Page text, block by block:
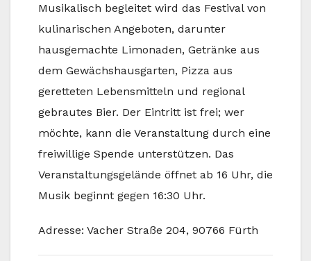
Musikalisch begleitet wird das Festival von
kulinarischen Angeboten, darunter
hausgemachte Limonaden, Getränke aus
dem Gewächshausgarten, Pizza aus
geretteten Lebensmitteln und regional
gebrautes Bier. Der Eintritt ist frei; wer
möchte, kann die Veranstaltung durch eine
freiwillige Spende unterstützen. Das
Veranstaltungsgelände öffnet ab 16 Uhr, die
Musik beginnt gegen 16:30 Uhr.
Adresse: Vacher Straße 204, 90766 Fürth